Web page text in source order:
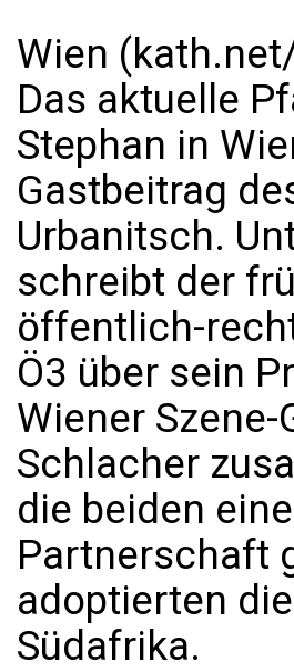
Wien
Das aktuelle
Stephan in
Gastbeitrag
Urbanitsch.
schreibt der
öffentlich-
Ö3 über sein
Wiener
Schlacher
die beiden
Partnerschaft
adoptierten
Südafrika.